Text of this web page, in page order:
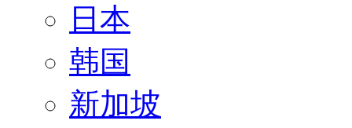
日本
韩国
新加坡